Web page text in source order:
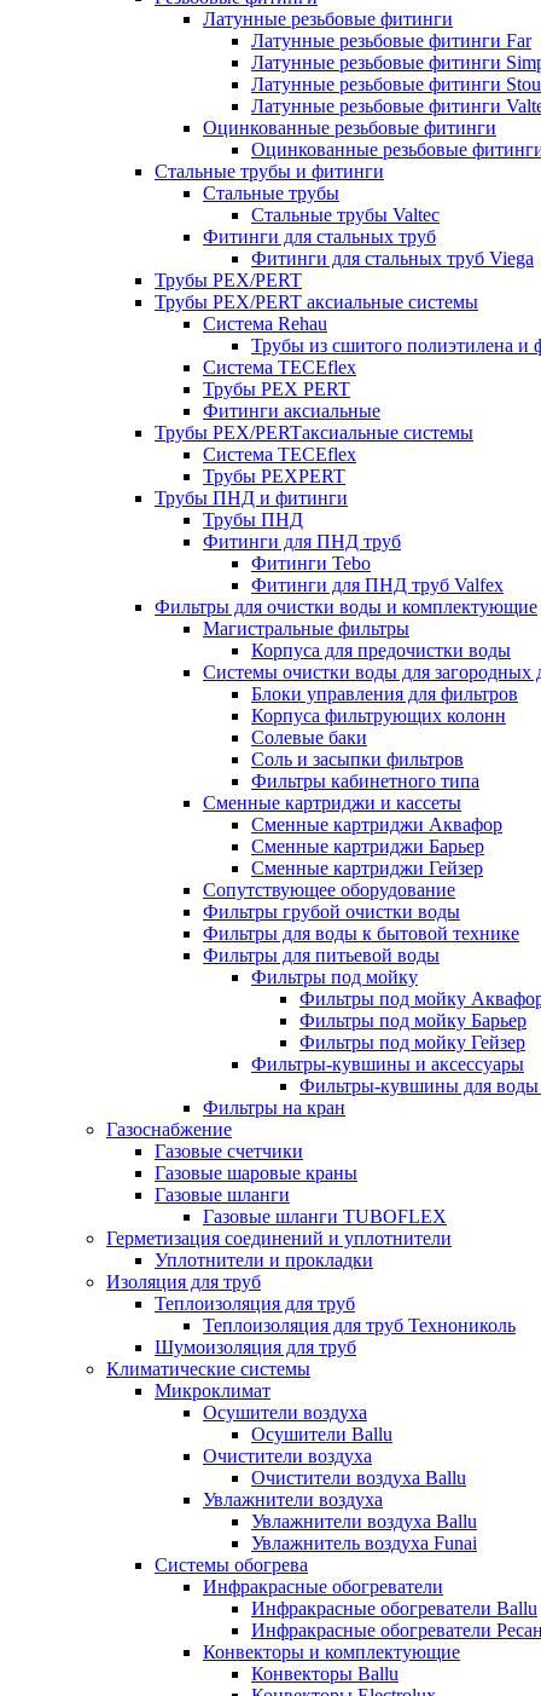
Латунные резьбовые фитинги
Латунные резьбовые фитинги Far
Латунные резьбовые фитинги
Латунные резьбовые фитинги
Латунные резьбовые фитинги
Оцинкованные резьбовые фитинги
Оцинкованные резьбовые
Стальные трубы и фитинги
Стальные трубы
Стальные трубы Valtec
Фитинги для стальных труб
Фитинги для стальных труб Viega
Трубы PEX/PERT
Трубы PEX/PERT аксиальные системы
Система Rehau
Трубы из сшитого полиэтилена и
Система TECEflex
Трубы PEX PERT
Фитинги аксиальные
Трубы PEX/PERTаксиальные системы
Система TECEflex
Трубы PEXPERT
Трубы ПНД и фитинги
Трубы ПНД
Фитинги для ПНД труб
Фитинги Tebo
Фитинги для ПНД труб Valfex
Фильтры для очистки воды и комплектующие
Магистральные фильтры
Корпуса для предочистки воды
Системы очистки воды для загородных
Блоки управления для фильтров
Корпуса фильтрующих колонн
Солевые баки
Соль и засыпки фильтров
Фильтры кабинетного типа
Сменные картриджи и кассеты
Сменные картриджи Аквафор
Сменные картриджи Барьер
Сменные картриджи Гейзер
Сопутствующее оборудование
Фильтры грубой очистки воды
Фильтры для воды к бытовой технике
Фильтры для питьевой воды
Фильтры под мойку
Фильтры под мойку
Фильтры под мойку Барьер
Фильтры под мойку Гейзер
Фильтры-кувшины и аксессуары
Фильтры-кувшины для
Фильтры на кран
Газоснабжение
Газовые счетчики
Газовые шаровые краны
Газовые шланги
Газовые шланги TUBOFLEX
Герметизация соединений и уплотнители
Уплотнители и прокладки
Изоляция для труб
Теплоизоляция для труб
Теплоизоляция для труб Технониколь
Шумоизоляция для труб
Климатические системы
Микроклимат
Осушители воздуха
Осушители Ballu
Очистители воздуха
Очистители воздуха Ballu
Увлажнители воздуха
Увлажнители воздуха Ballu
Увлажнитель воздуха Funai
Системы обогрева
Инфракрасные обогреватели
Инфракрасные обогреватели Ballu
Инфракрасные обогреватели
Конвекторы и комплектующие
Конвекторы Ballu